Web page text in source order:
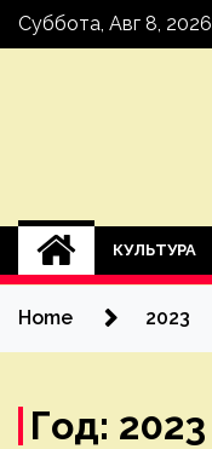
SkipСуббота, Авг 8, 2026
КУЛЬТУРА
Home 2023
Год: 2023